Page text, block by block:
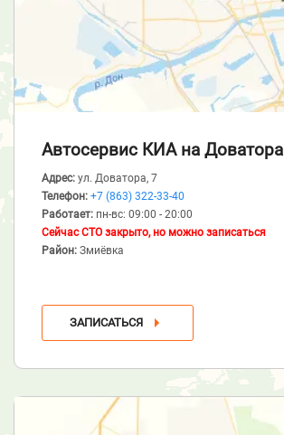
Автосервис КИА на Доватора
Адрес: ул. Доватора, 7
Телефон: +7 (863) 322-33-40
Работает: пн-вс: 09:00 - 20:00
Сейчас СТО закрыто, но можно записаться
Район: Змиёвка
ЗАПИСАТЬСЯ